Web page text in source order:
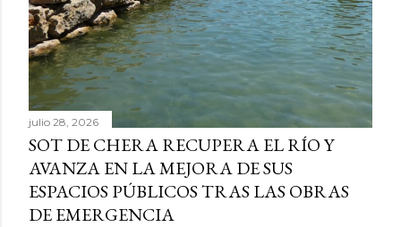
julio 28, 2026
SOT DE CHERA RECUPERA EL RÍO Y
AVANZA EN LA MEJORA DE SUS
ESPACIOS PÚBLICOS TRAS LAS OBRAS
DE EMERGENCIA